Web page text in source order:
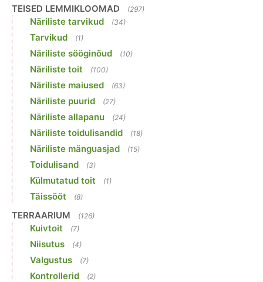
TEISED LEMMIKLOOMAD (297)
Näriliste tarvikud (34)
Tarvikud (1)
Näriliste sööginõud (10)
Näriliste toit (100)
Näriliste maiused (63)
Näriliste puurid (27)
Näriliste allapanu (24)
Näriliste toidulisandid (18)
Näriliste mänguasjad (15)
Toidulisand (3)
Külmutatud toit (1)
Täissööt (8)
TERRAARIUM (126)
Kuivtoit (7)
Niisutus (4)
Valgustus (7)
Kontrollerid (2)